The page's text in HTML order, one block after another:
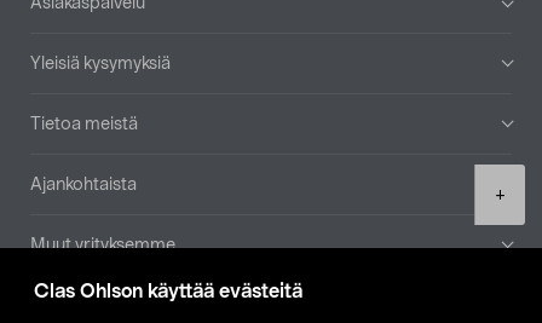
Clas Ohlson käyttää evästeitä
+
Yleisiä kysymyksiä
Tietoa meistä
Ajankohtaista
Muut yrityksemme
Etsi myymälä